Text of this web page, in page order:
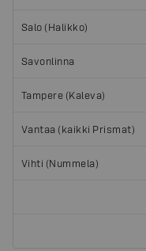
Salo (Halikko)
Savonlinna
Tampere (Kaleva)
Vantaa (kaikki Prismat)
Vihti (Nummela)